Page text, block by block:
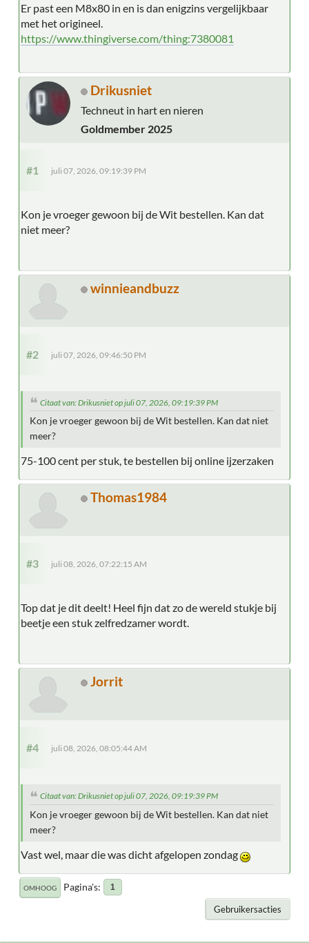
Er past een M8x80 in en is dan enigzins vergelijkbaar
met het origineel.
https://www.thingiverse.com/thing:7380081
Drikusniet
Techneut in hart en nieren
Goldmember 2025
#1 juli 07, 2026, 09:19:39 PM
Kon je vroeger gewoon bij de Wit bestellen. Kan dat
niet meer?
winnieandbuzz
#2 juli 07, 2026, 09:46:50 PM
Citaat van: Drikusniet op juli 07, 2026, 09:19:39 PM
Kon je vroeger gewoon bij de Wit bestellen. Kan dat niet
meer?
75-100 cent per stuk, te bestellen bij online ijzerzaken
Thomas1984
#3 juli 08, 2026, 07:22:15 AM
Top dat je dit deelt! Heel fijn dat zo de wereld stukje bij
beetje een stuk zelfredzamer wordt.
Jorrit
#4 juli 08, 2026, 08:05:44 AM
Citaat van: Drikusniet op juli 07, 2026, 09:19:39 PM
Kon je vroeger gewoon bij de Wit bestellen. Kan dat niet
meer?
Vast wel, maar die was dicht afgelopen zondag
OMHOOG Pagina's 1
Gebruikersacties